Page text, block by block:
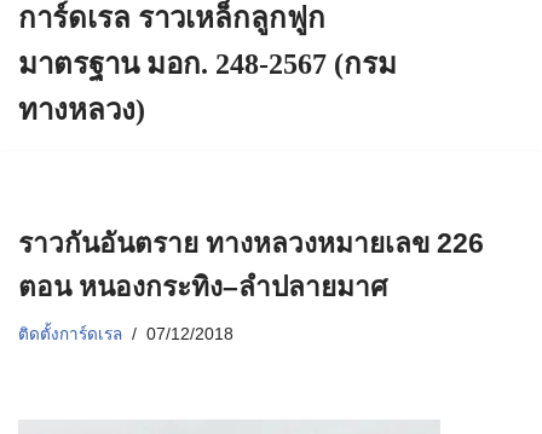
การ์ดเรล ราวเหล็กลูกฟูก
มาตรฐาน มอก. 248-2567 (กรม
ทางหลวง)
ราวกันอันตราย ทางหลวงหมายเลข 226
ตอน หนองกระทิง–ลำปลายมาศ
ติดตั้งการ์ดเรล 07/12/2018